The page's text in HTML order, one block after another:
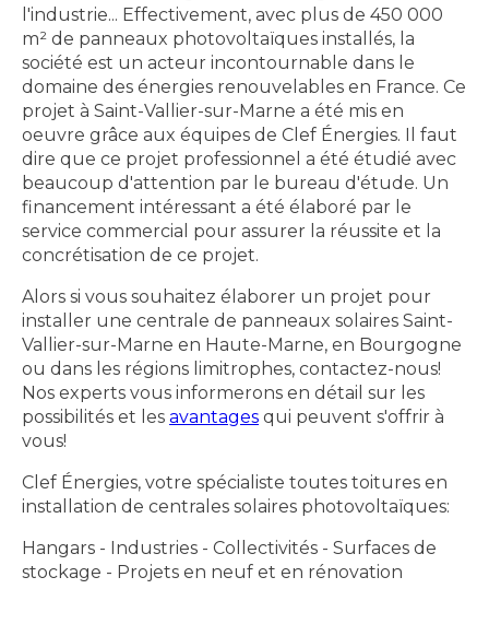
l'industrie... Effectivement, avec plus de 450 000
m² de panneaux photovoltaïques installés, la
société est un acteur incontournable dans le
domaine des énergies renouvelables en France. Ce
projet à Saint-Vallier-sur-Marne a été mis en
oeuvre grâce aux équipes de Clef Énergies. Il faut
dire que ce projet professionnel a été étudié avec
beaucoup d'attention par le bureau d'étude. Un
financement intéressant a été élaboré par le
service commercial pour assurer la réussite et la
concrétisation de ce projet.
Alors si vous souhaitez élaborer un projet pour
installer une centrale de panneaux solaires Saint-
Vallier-sur-Marne en Haute-Marne, en Bourgogne
ou dans les régions limitrophes, contactez-nous!
Nos experts vous informerons en détail sur les
possibilités et les avantages qui peuvent s'offrir à
vous!
Clef Énergies, votre spécialiste toutes toitures en
installation de centrales solaires photovoltaïques:
Hangars - Industries - Collectivités - Surfaces de
stockage - Projets en neuf et en rénovation